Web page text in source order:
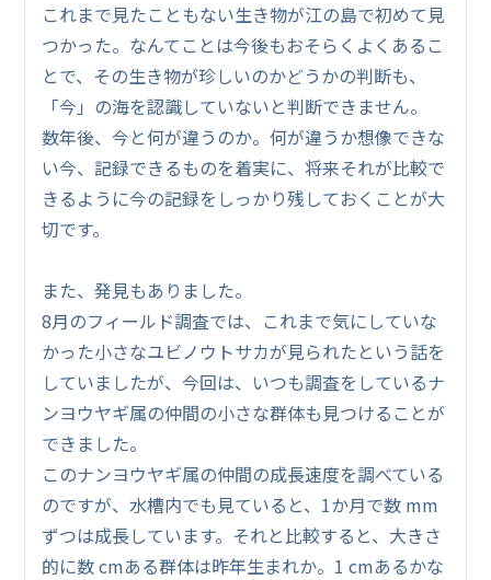
これまで見たこともない生き物が江の島で初めて見
つかった。なんてことは今後もおそらくよくあるこ
とで、その生き物が珍しいのかどうかの判断も、
「今」の海を認識していないと判断できません。
数年後、今と何が違うのか。何が違うか想像できな
い今、記録できるものを着実に、将来それが比較で
きるように今の記録をしっかり残しておくことが大
切です。
また、発見もありました。
8月のフィールド調査では、これまで気にしていな
かった小さなユビノウトサカが見られたという話を
していましたが、今回は、いつも調査をしているナ
ンヨウヤギ属の仲間の小さな群体も見つけることが
できました。
このナンヨウヤギ属の仲間の成長速度を調べている
のですが、水槽内でも見ていると、1か月で数 mm
ずつは成長しています。それと比較すると、大きさ
的に数 cmある群体は昨年生まれか。1 cmあるかな